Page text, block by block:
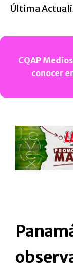
Última
CQAP
conocer